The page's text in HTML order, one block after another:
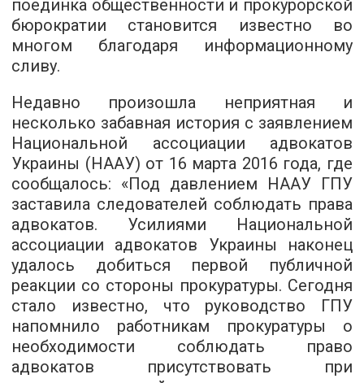
поединка общественности и прокурорской
бюрократии становится известно во
многом благодаря информационному
сливу.
Недавно произошла неприятная и
несколько забавная история с заявлением
Национальной ассоциации адвокатов
Украины (НААУ) от 16 марта 2016 года, где
сообщалось: «Под давлением НААУ ГПУ
заставила следователей соблюдать права
адвокатов. Усилиями Национальной
ассоциации адвокатов Украины наконец
удалось добиться первой публичной
реакции со стороны прокуратуры. Сегодня
стало известно, что руководство ГПУ
напомнило работникам прокуратуры о
необходимости соблюдать право
адвокатов присутствовать при